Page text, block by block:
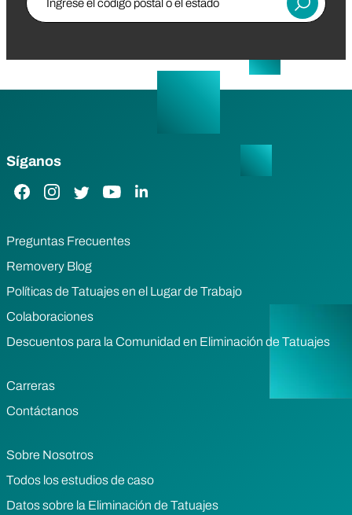
Entregar
Síganos
Enlace de Facebook
Enlace de Instagram
Enlace de Twitter
Enlace de YouTube
Enlace de LinkedIn
Preguntas Frecuentes
Removery Blog
Políticas de Tatuajes en el Lugar de Trabajo
Colaboraciones
Descuentos para la Comunidad en Eliminación de Tatuajes
Carreras
Contáctanos
Sobre Nosotros
Todos los estudios de caso
Datos sobre la Eliminación de Tatuajes